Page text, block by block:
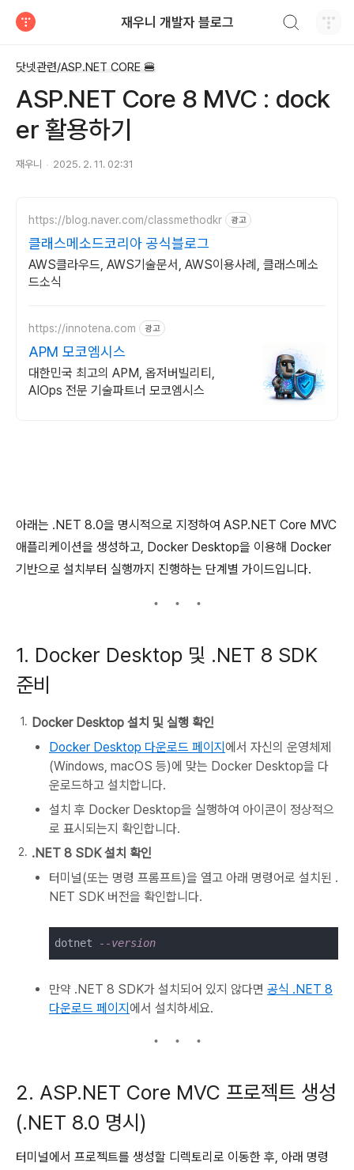
재우니 개발자 블로그
닷넷관련/ASP.NET CORE 🍔
ASP.NET Core 8 MVC : dock
er 활용하기
재우니 2025. 2. 11. 02:31
https://blog.naver.com/classmethodkr 광고
클래스메소드코리아 공식블로그
AWS클라우드, AWS기술문서, AWS이용사례, 클래스메소
드소식
https://innotena.com 광고
APM 모코엠시스
대한민국 최고의 APM, 옵저버빌리티,
AIOps 전문 기술파트너 모코엠시스
아래는 .NET 8.0을 명시적으로 지정하여 ASP.NET Core MVC
애플리케이션을 생성하고, Docker Desktop을 이용해 Docker
기반으로 설치부터 실행까지 진행하는 단계별 가이드입니다.
1. Docker Desktop 및 .NET 8 SDK
준비
Docker Desktop 설치 및 실행 확인
Docker Desktop 다운로드 페이지에서 자신의 운영체제
(Windows, macOS 등)에 맞는 Docker Desktop을 다
운로드하고 설치합니다.
설치 후 Docker Desktop을 실행하여 아이콘이 정상적으
로 표시되는지 확인합니다.
.NET 8 SDK 설치 확인
터미널(또는 명령 프롬프트)을 열고 아래 명령어로 설치된 .
NET SDK 버전을 확인합니다.
dotnet --version
만약 .NET 8 SDK가 설치되어 있지 않다면 공식 .NET 8
다운로드 페이지에서 설치하세요.
2. ASP.NET Core MVC 프로젝트 생성
(.NET 8.0 명시)
터미널에서 프로젝트를 생성할 디렉토리로 이동한 후, 아래 명령